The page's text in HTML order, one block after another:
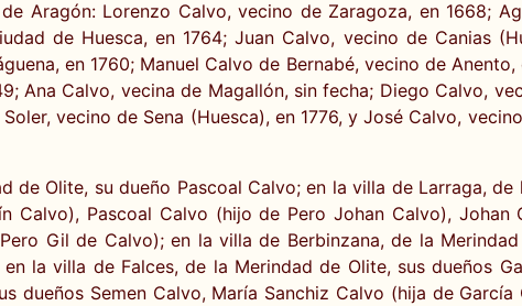
Aragón: Lorenzo Calvo, vecino de Zaragoza, en 1668;
de Huesca, en 1764; Juan Calvo, vecino de Canias
en 1760; Manuel Calvo de Bernabé, vecino de
Ana Calvo, vecina de Magallón, sin fecha; Diego Calvo,
vecino de Sena (Huesca), en 1776, y José Calvo,
de Olite, su dueño Pascoal Calvo; en la villa de Larraga,
Pascoal Calvo (hijo de Pero Johan Calvo),
Gil de Calvo); en la villa de Berbinzana, de la
la villa de Falces, de la Merindad de Olite, sus dueños
dueños Semen Calvo, María Sanchiz Calvo (hija de